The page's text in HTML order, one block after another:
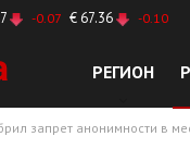
-0.07 € 67.36 -0.10
РЕГИОН
запрет анонимности в